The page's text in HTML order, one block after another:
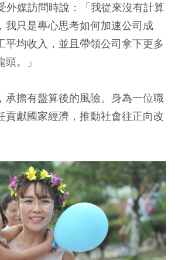
外媒訪問時說：「我從來沒有計算
我只是專心思考如何加速公司成
平均收入，並且帶領公司拿下更多
。」
承擔有盤算後的風險。身為一位職
貢獻國家經濟，推動社會往正向改